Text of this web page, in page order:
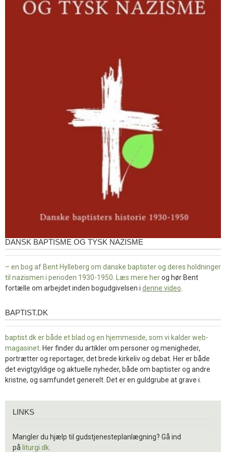
DANSK BAPTISME OG TYSK NAZISME
– en bog af Bent Hylleberg om danske baptister og deres holdninger
til nazismen i perioden 1930-1950. Læs mere herog hør Bent
fortælle om arbejdet inden bogudgivelsen i denne video
baptist.dk
BAPTIST.DK
baptist.dk er både et blad og en hjemmeside, som vi kalder web-
magasinet . Her finder du artikler om personer og menigheder,
portrætter og reportager, det brede kirkeliv og debat. Her er både
det evigtgyldige og aktuelle nyheder, både om baptister og andre
kristne, og samfundet generelt. Det er en guldgrube at grave i.
LINKS
Mangler du hjælp til gudstjenesteplanlægning? Gå ind
på liturgi.dk